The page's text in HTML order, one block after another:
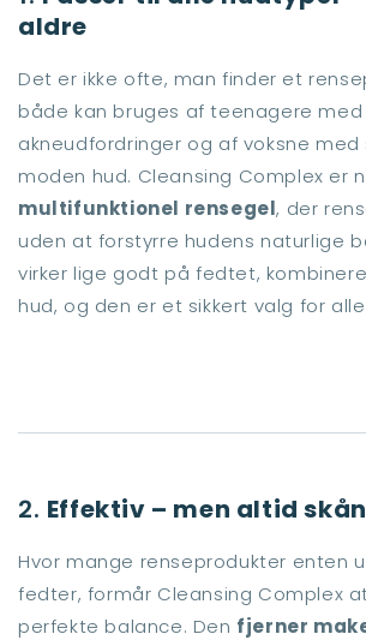
aldre
Det er ikke ofte, man finder et
både kan bruges af teenagere med
akneudfordringer og af voksne med
moden hud. Cleansing Complex er
multifunktionel rensegel, der
uden at forstyrre hudens naturlige
virker lige godt på fedtet,
hud, og den er et sikkert valg for alle
2. Effektiv – men altid
Hvor mange renseprodukter enten
fedter, formår Cleansing Complex
perfekte balance. Den fjerner